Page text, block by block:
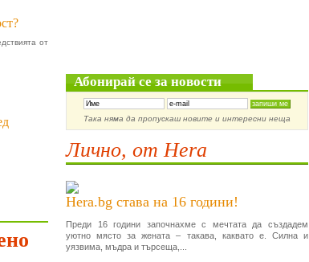
от
Абонирай се за новости
Така няма да пропускаш новите и интересни неща
Лично, от Hera
Hera.bg става на 16 години!
Преди 16 години започнахме с мечтата да създадем
уютно място за жената – такава, каквато е. Силна и
уязвима, мъдра и търсеща,...